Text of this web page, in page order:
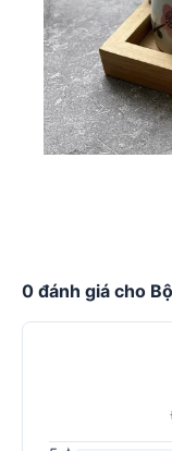
0 đánh giá cho